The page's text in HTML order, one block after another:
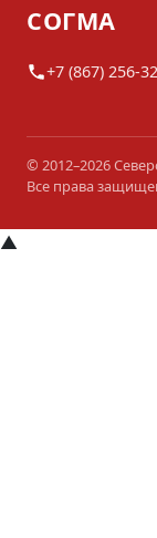
СОГМА
+7 (867) 256-
© 2012–2026
Все права
▲